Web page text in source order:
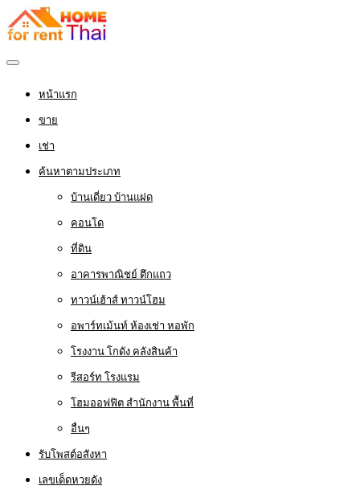
หน้าแรก
ขาย
เช่า
ค้นหาตามประเภท
บ้านเดี่ยว บ้านแฝด
คอนโด
ที่ดิน
อาคารพาณิชย์ ตึกแถว
ทาวน์เฮ้าส์ ทาวน์โฮม
อพาร์ทเม้นท์ ห้องเช่า หอพัก
โรงงาน โกดัง คลังสินค้า
รีสอร์ท โรงแรม
โฮมออฟฟิต สำนักงาน พื้นที่
อื่นๆ
รับโพสต์อสังหา
เลขเด็ดหวยดัง